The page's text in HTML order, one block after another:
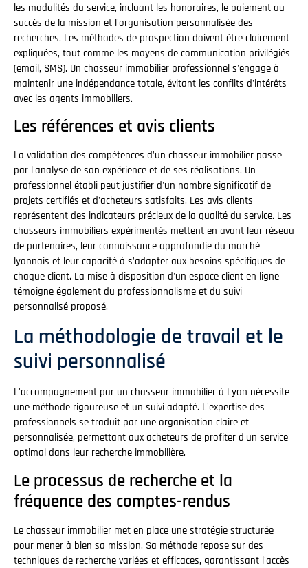
les modalités du service, incluant les honoraires, le paiement au
succès de la mission et l'organisation personnalisée des
recherches. Les méthodes de prospection doivent être clairement
expliquées, tout comme les moyens de communication privilégiés
(email, SMS). Un chasseur immobilier professionnel s'engage à
maintenir une indépendance totale, évitant les conflits d'intérêts
avec les agents immobiliers.
Les références et avis clients
La validation des compétences d'un chasseur immobilier passe
par l'analyse de son expérience et de ses réalisations. Un
professionnel établi peut justifier d'un nombre significatif de
projets certifiés et d'acheteurs satisfaits. Les avis clients
représentent des indicateurs précieux de la qualité du service. Les
chasseurs immobiliers expérimentés mettent en avant leur réseau
de partenaires, leur connaissance approfondie du marché
lyonnais et leur capacité à s'adapter aux besoins spécifiques de
chaque client. La mise à disposition d'un espace client en ligne
témoigne également du professionnalisme et du suivi
personnalisé proposé.
La méthodologie de travail et le
suivi personnalisé
L'accompagnement par un chasseur immobilier à Lyon nécessite
une méthode rigoureuse et un suivi adapté. L'expertise des
professionnels se traduit par une organisation claire et
personnalisée, permettant aux acheteurs de profiter d'un service
optimal dans leur recherche immobilière.
Le processus de recherche et la
fréquence des comptes-rendus
Le chasseur immobilier met en place une stratégie structurée
pour mener à bien sa mission. Sa méthode repose sur des
techniques de recherche variées et efficaces, garantissant l'accès